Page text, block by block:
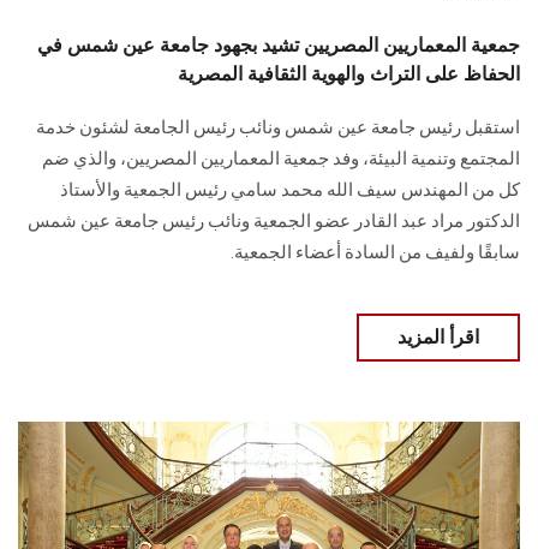
جمعية المعماريين المصريين تشيد بجهود جامعة عين شمس في
الحفاظ على التراث والهوية الثقافية المصرية
استقبل رئيس جامعة عين شمس ونائب رئيس الجامعة لشئون خدمة
المجتمع وتنمية البيئة، وفد جمعية المعماريين المصريين، والذي ضم
كل من المهندس سيف الله محمد سامي رئيس الجمعية والأستاذ
الدكتور مراد عبد القادر عضو الجمعية ونائب رئيس جامعة عين شمس
سابقًا ولفيف من السادة أعضاء الجمعية.
اقرأ المزيد